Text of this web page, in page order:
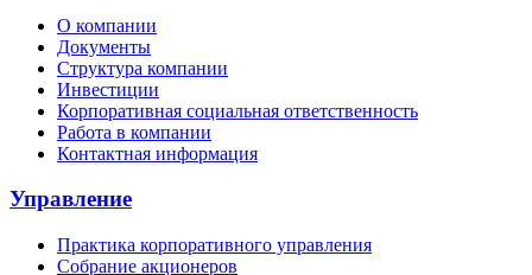
О компании
Документы
Структура компании
Инвестиции
Корпоративная социальная ответственность
Работа в компании
Контактная информация
Управление
Практика корпоративного управления
Собрание акционеров